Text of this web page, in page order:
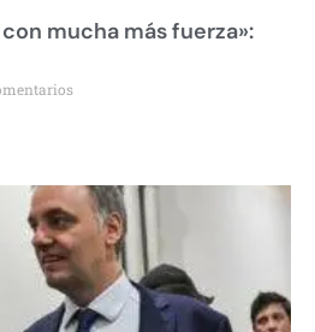
mucha más fuerza»: